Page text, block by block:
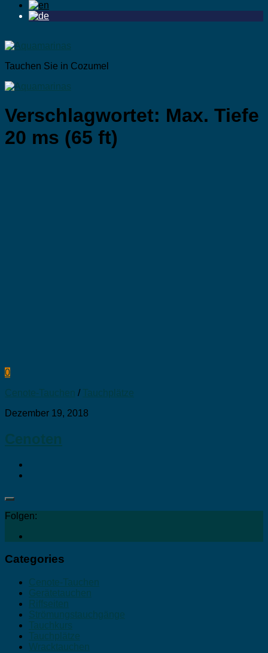
Tauchen Sie in Cozumel
Verschlagwortet: Max. Tiefe
20 ms (65 ft)
0
Cenote-Tauchen / Tauchplätze
Dezember 19, 2018
Cenoten
Folgen:
Categories
Cenote-Tauchen
Gerätetauchen
Riffseiten
Strömungstauchgänge
Tauchkurs
Tauchplätze
Wracktauchen